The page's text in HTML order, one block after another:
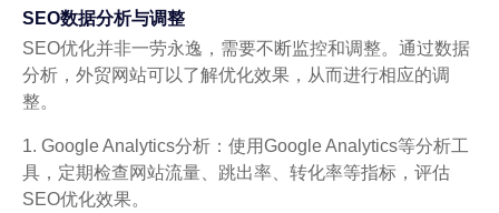
SEO数据分析与调整
SEO优化并非一劳永逸，需要不断监控和调整。通过数据
分析，外贸网站可以了解优化效果，从而进行相应的调
整。
1. Google Analytics分析：使用Google Analytics等分析工
具，定期检查网站流量、跳出率、转化率等指标，评估
SEO优化效果。